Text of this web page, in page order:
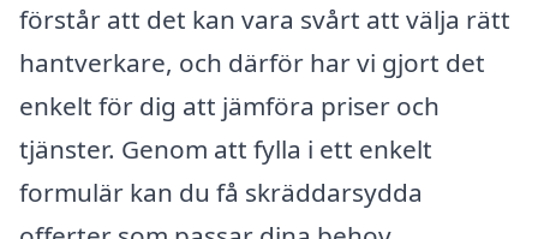
förstår att det kan vara svårt att välja rätt
hantverkare, och därför har vi gjort det
enkelt för dig att jämföra priser och
tjänster. Genom att fylla i ett enkelt
formulär kan du få skräddarsydda